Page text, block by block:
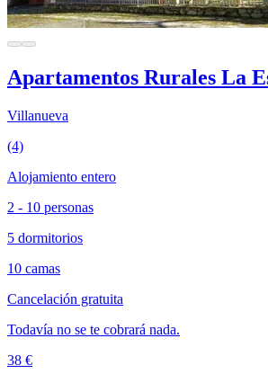
Apartamentos Rurales La
Villanueva
(4)
Alojamiento entero
2 - 10 personas
5 dormitorios
10 camas
Cancelación gratuita
Todavía no se te cobrará nada.
38 €